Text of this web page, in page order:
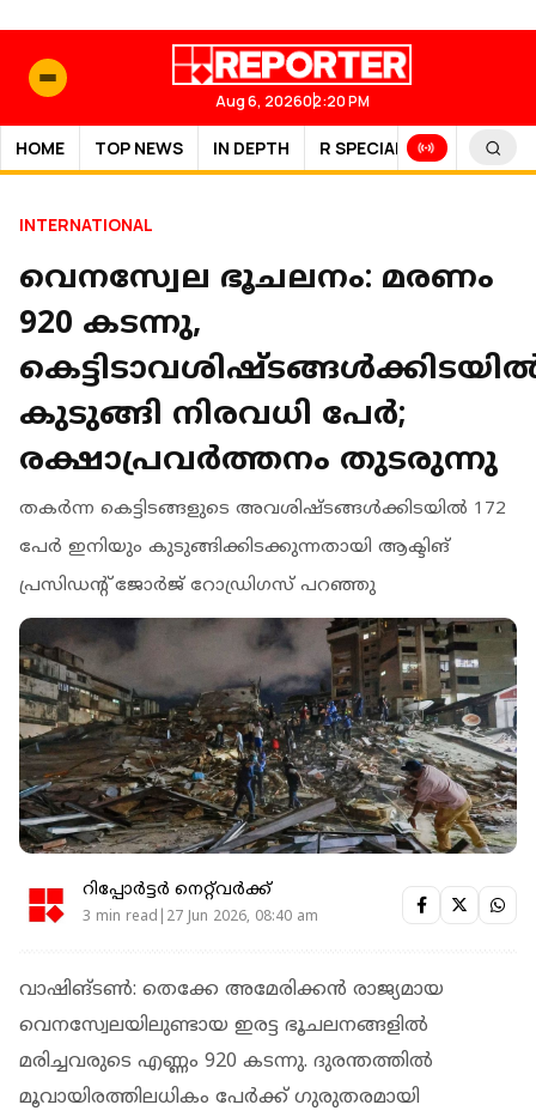
Aug 6, 202602:20 PM
HOME TOP NEWS IN DEPTH R SPECIAL SPORTS
INTERNATIONAL
വെനസ്വേല ഭൂചലനം: മരണം
920 കടന്നു,
കുടുങ്ങി നിരവധി പേർ;
രക്ഷാപ്രവർത്തനം തുടരുന്നു
തകര്‍ന്ന കെട്ടിടങ്ങളുടെ അവശിഷ്ടങ്ങള്‍ക്കിടയില്‍ 172
പേര്‍ ഇനിയും കുടുങ്ങിക്കിടക്കുന്നതായി ആക്ടിങ്
പ്രസിഡന്റ് ജോര്‍ജ് റോഡ്രിഗസ് പറഞ്ഞു
റിപ്പോർട്ടർ നെറ്റ്‌വര്‍ക്ക്‌
3 min read|27 Jun 2026, 08:40 am
വാഷിങ്ടൺ: തെക്കേ അമേരിക്കന്‍ രാജ്യമായ
വെനസ്വേലയിലുണ്ടായ ഇരട്ട ഭൂചലനങ്ങളില്‍
മരിച്ചവരുടെ എണ്ണം 920 കടന്നു. ദുരന്തത്തില്‍
മൂവായിരത്തിലധികം പേര്‍ക്ക് ഗുരുതരമായി